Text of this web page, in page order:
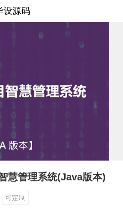
设源码
慧管理系统(Java版本)
可定制